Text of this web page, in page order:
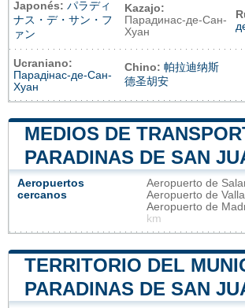
Japonés: パラディ
ナス・デ・サン・フ
ァン
Kazajo:
Парадинас-де-Сан-
Хуан
Ucraniano:
Парадінас-де-Сан-
Хуан
Chino: 帕拉迪纳斯
德圣胡安
MEDIOS DE
PARADINAS DE SAN
Aeropuertos
cercanos
Aeropuerto de
Aeropuerto de
Aeropuerto de
km
TERRITORIO DEL
PARADINAS DE SAN